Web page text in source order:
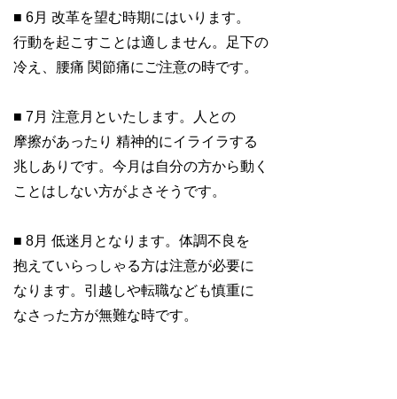
■ 6月 改革を望む時期にはいります。
行動を起こすことは適しません。足下の
冷え、腰痛 関節痛にご注意の時です。
■ 7月 注意月といたします。人との
摩擦があったり 精神的にイライラする
兆しありです。今月は自分の方から動く
ことはしない方がよさそうです。
■ 8月 低迷月となります。体調不良を
抱えていらっしゃる方は注意が必要に
なります。引越しや転職なども慎重に
なさった方が無難な時です。